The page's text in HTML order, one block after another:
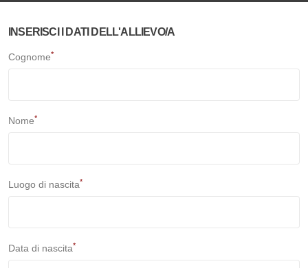
INSERISCI I DATI DELL'ALLIEVO/A
Cognome*
Nome*
Luogo di nascita*
Data di nascita*